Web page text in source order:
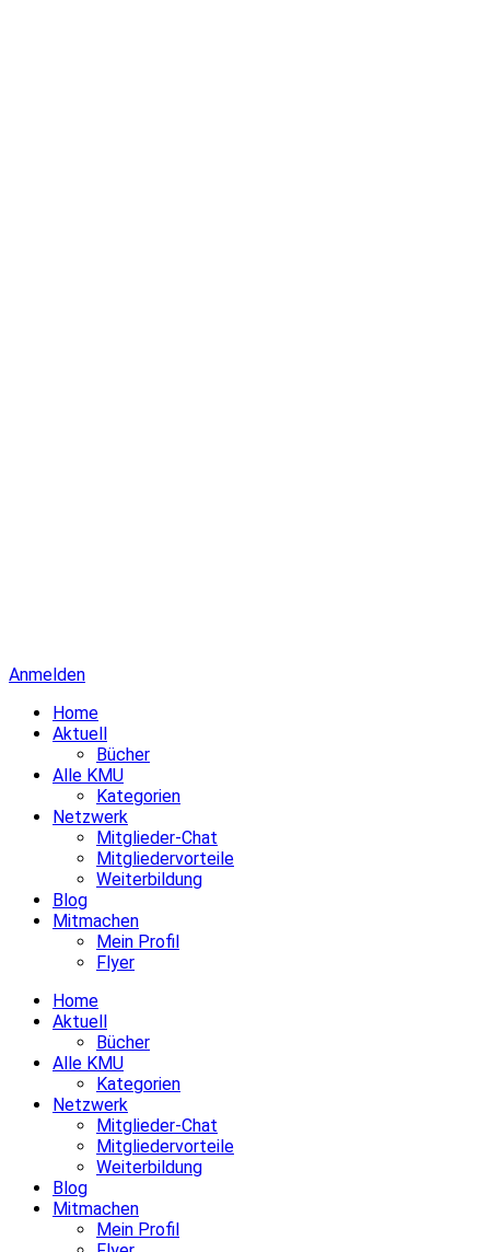
Anmelden
Home
Aktuell
Bücher
Alle KMU
Kategorien
Netzwerk
Mitglieder-Chat
Mitgliedervorteile
Weiterbildung
Blog
Mitmachen
Mein Profil
Flyer
Home
Aktuell
Bücher
Alle KMU
Kategorien
Netzwerk
Mitglieder-Chat
Mitgliedervorteile
Weiterbildung
Blog
Mitmachen
Mein Profil